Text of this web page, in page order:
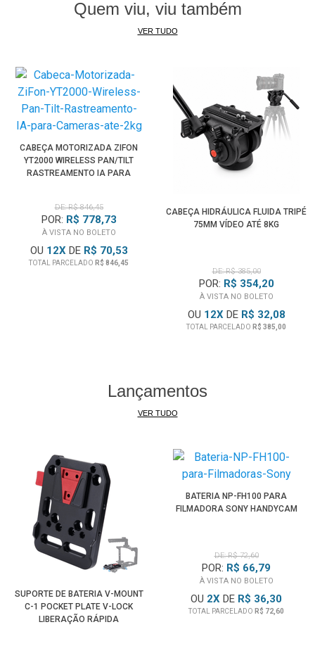
Quem viu, viu também
VER TUDO
CABEÇA MOTORIZADA ZIFON
YT2000 WIRELESS PAN/TILT
RASTREAMENTO IA PARA
DE: R$ 846,45
POR: R$ 778,73
À VISTA NO BOLETO
OU 12XDE R$ 70,53
TOTAL PARCELADO R$ 846,45
CABEÇA HIDRÁULICA FLUIDA TRIPÉ
75MM VÍDEO ATÉ 8KG
DE: R$ 385,00
POR: R$ 354,20
À VISTA NO BOLETO
OU 12XDE R$ 32,08
TOTAL PARCELADO R$ 385,00
Lançamentos
VER TUDO
SUPORTE DE BATERIA V-MOUNT
C-1 POCKET PLATE V-LOCK
LIBERAÇÃO RÁPIDA
BATERIA NP-FH100 PARA
FILMADORA SONY HANDYCAM
DE: R$ 72,60
POR: R$ 66,79
À VISTA NO BOLETO
OU 2X DE R$ 36,30
TOTAL PARCELADO R$ 72,60